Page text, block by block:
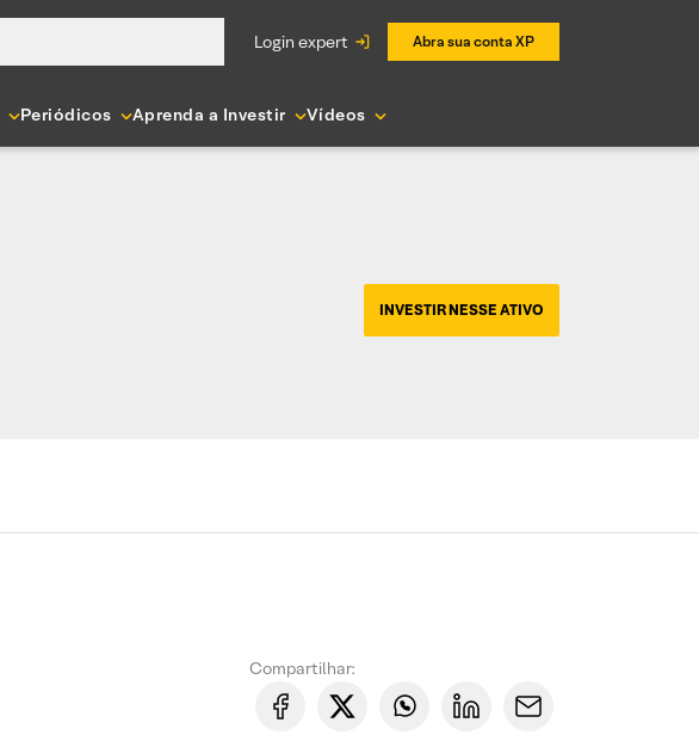
login expert Abra sua conta XP
Periódicos Aprenda a Investir Vídeos
INVESTIR NESSE ATIVO
Compartilhar: